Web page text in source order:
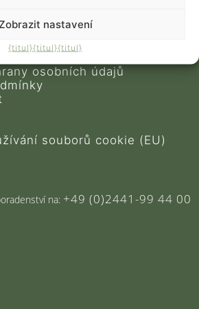
nastavení
{titul}{titul}{titul}
otázky
osobních údajů
souborů cookie (EU)
na: +49 (0)2441-99 44 00